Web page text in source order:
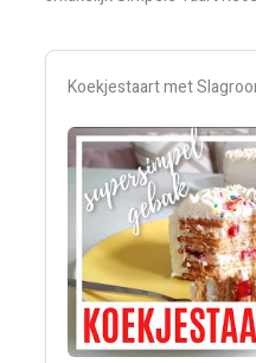
Koekjestaart met